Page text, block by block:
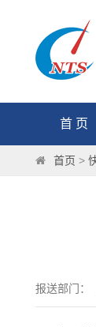
首 页
首页 >
报送部门